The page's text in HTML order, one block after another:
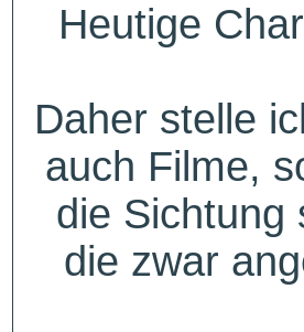
Heutige
Daher stelle
auch Filme,
die Sichtung
die zwar